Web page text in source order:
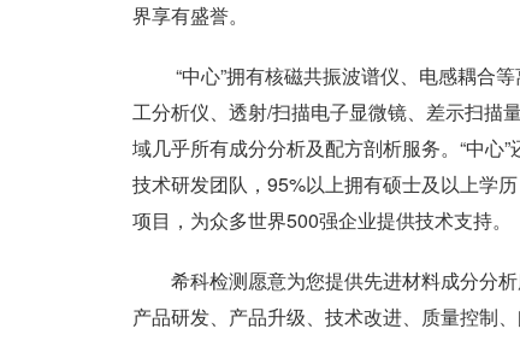
界享有盛誉。
“中心”拥有核磁共振波谱仪、电感耦合
工分析仪、透射/扫描电子显微镜、差示扫描
域几乎所有成分分析及配方剖析服务。“中心
技术研发团队，95%以上拥有硕士及以上学
项目，为众多世界500强企业提供技术支持。
希科检测愿意为您提供先进材料成分分
产品研发、产品升级、技术改进、质量控制